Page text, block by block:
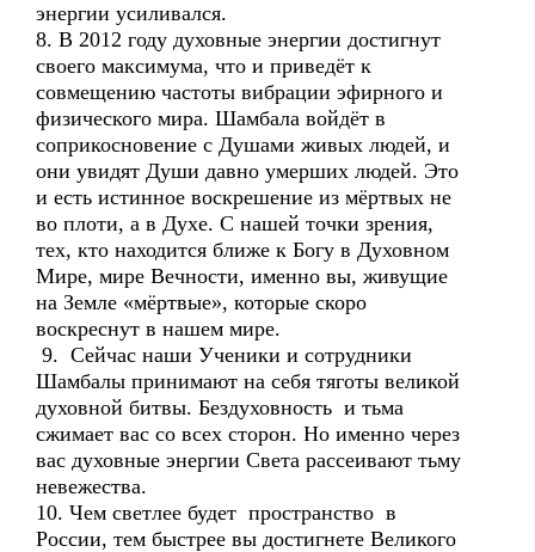
энергии усиливался.
8. В 2012 году духовные энергии достигнут
своего максимума, что и приведёт к
совмещению частоты вибрации эфирного и
физического мира. Шамбала войдёт в
соприкосновение с Душами живых людей, и
они увидят Души давно умерших людей. Это
и есть истинное воскрешение из мёртвых не
во плоти, а в Духе. С нашей точки зрения,
тех, кто находится ближе к Богу в Духовном
Мире, мире Вечности, именно вы, живущие
на Земле «мёртвые», которые скоро
воскреснут в нашем мире.
9. Сейчас наши Ученики и сотрудники
Шамбалы принимают на себя тяготы великой
духовной битвы. Бездуховность и тьма
сжимает вас со всех сторон. Но именно через
вас духовные энергии Света рассеивают тьму
невежества.
10. Чем светлее будет пространство в
России, тем быстрее вы достигнете Великого